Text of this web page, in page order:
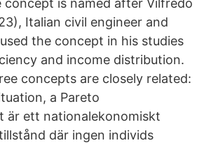
concept is named after Vilfredo
Italian civil engineer and
the concept in his studies
and income distribution.
concepts are closely related:
a Pareto
är ett nationalekonomiskt
där ingen individs